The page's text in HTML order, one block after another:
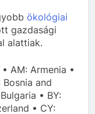
ökológiai
gazdasági
alattiak.
AM: Armenia •
Bosnia and
• BY:
• CY: